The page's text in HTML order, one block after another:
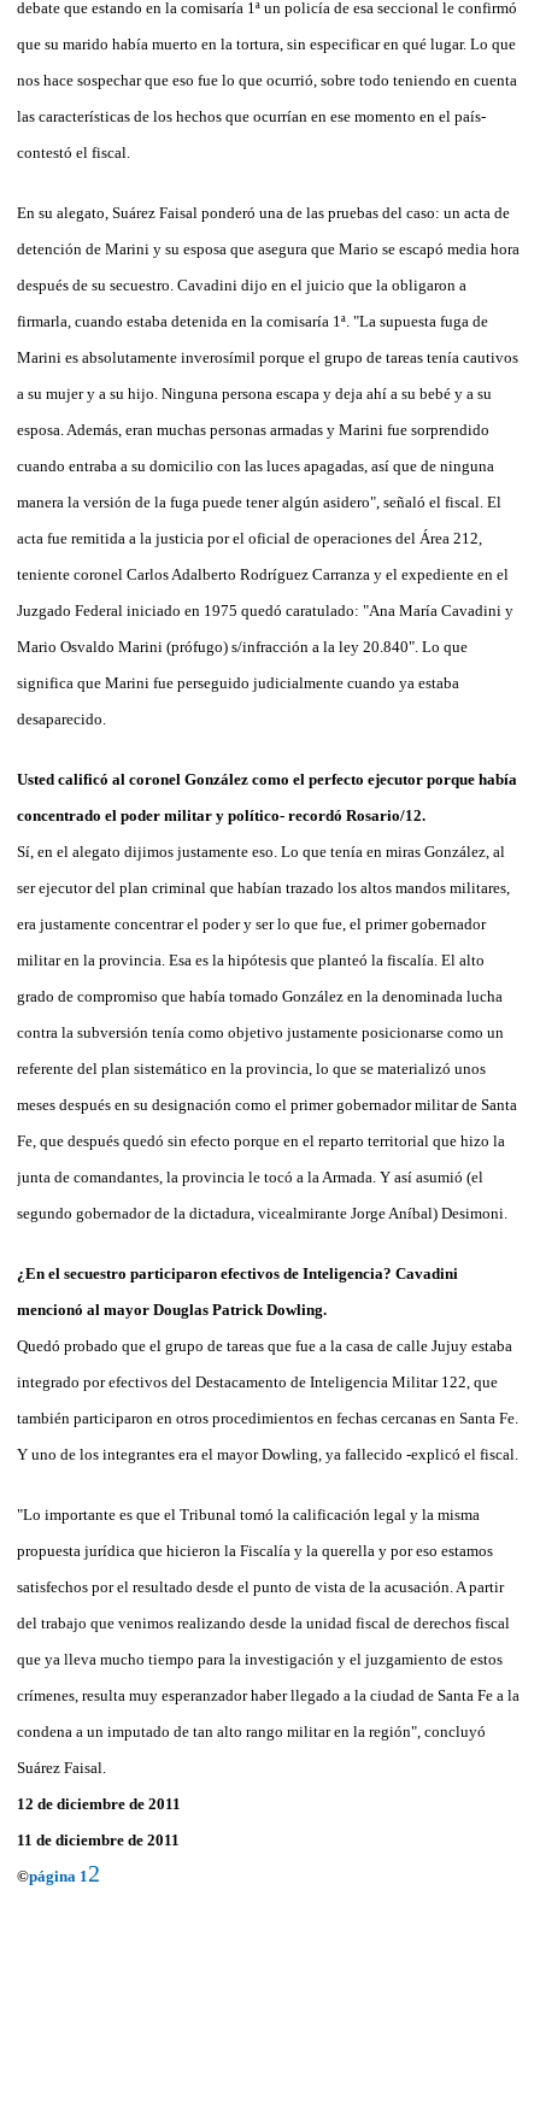
debate que estando en la comisaría 1ª un policía de esa seccional le confirmó
que su marido había muerto en la tortura, sin especificar en qué lugar. Lo que
nos hace sospechar que eso fue lo que ocurrió, sobre todo teniendo en cuenta
las características de los hechos que ocurrían en ese momento en el país-
contestó el fiscal.
En su alegato, Suárez Faisal ponderó una de las pruebas del caso: un acta de
detención de Marini y su esposa que asegura que Mario se escapó media hora
después de su secuestro. Cavadini dijo en el juicio que la obligaron a
firmarla, cuando estaba detenida en la comisaría 1ª. "La supuesta fuga de
Marini es absolutamente inverosímil porque el grupo de tareas tenía cautivos
a su mujer y a su hijo. Ninguna persona escapa y deja ahí a su bebé y a su
esposa. Además, eran muchas personas armadas y Marini fue sorprendido
cuando entraba a su domicilio con las luces apagadas, así que de ninguna
manera la versión de la fuga puede tener algún asidero", señaló el fiscal. El
acta fue remitida a la justicia por el oficial de operaciones del Área 212,
teniente coronel Carlos Adalberto Rodríguez Carranza y el expediente en el
Juzgado Federal iniciado en 1975 quedó caratulado: "Ana María Cavadini y
Mario Osvaldo Marini (prófugo) s/infracción a la ley 20.840". Lo que
significa que Marini fue perseguido judicialmente cuando ya estaba
desaparecido.
Usted calificó al coronel González como el perfecto ejecutor porque había
concentrado el poder militar y político- recordó Rosario/12.
Sí, en el alegato dijimos justamente eso. Lo que tenía en miras González, al
ser ejecutor del plan criminal que habían trazado los altos mandos militares,
era justamente concentrar el poder y ser lo que fue, el primer gobernador
militar en la provincia. Esa es la hipótesis que planteó la fiscalía. El alto
grado de compromiso que había tomado González en la denominada lucha
contra la subversión tenía como objetivo justamente posicionarse como un
referente del plan sistemático en la provincia, lo que se materializó unos
meses después en su designación como el primer gobernador militar de Santa
Fe, que después quedó sin efecto porque en el reparto territorial que hizo la
junta de comandantes, la provincia le tocó a la Armada. Y así asumió (el
segundo gobernador de la dictadura, vicealmirante Jorge Aníbal) Desimoni.
¿En el secuestro participaron efectivos de Inteligencia? Cavadini
mencionó al mayor Douglas Patrick Dowling.
Quedó probado que el grupo de tareas que fue a la casa de calle Jujuy estaba
integrado por efectivos del Destacamento de Inteligencia Militar 122, que
también participaron en otros procedimientos en fechas cercanas en Santa Fe.
Y uno de los integrantes era el mayor Dowling, ya fallecido -explicó el fiscal.
"Lo importante es que el Tribunal tomó la calificación legal y la misma
propuesta jurídica que hicieron la Fiscalía y la querella y por eso estamos
satisfechos por el resultado desde el punto de vista de la acusación. A partir
del trabajo que venimos realizando desde la unidad fiscal de derechos fiscal
que ya lleva mucho tiempo para la investigación y el juzgamiento de estos
crímenes, resulta muy esperanzador haber llegado a la ciudad de Santa Fe a la
condena a un imputado de tan alto rango militar en la región", concluyó
Suárez Faisal.
12 de diciembre de 2011
11 de diciembre de 2011
©página 1 2